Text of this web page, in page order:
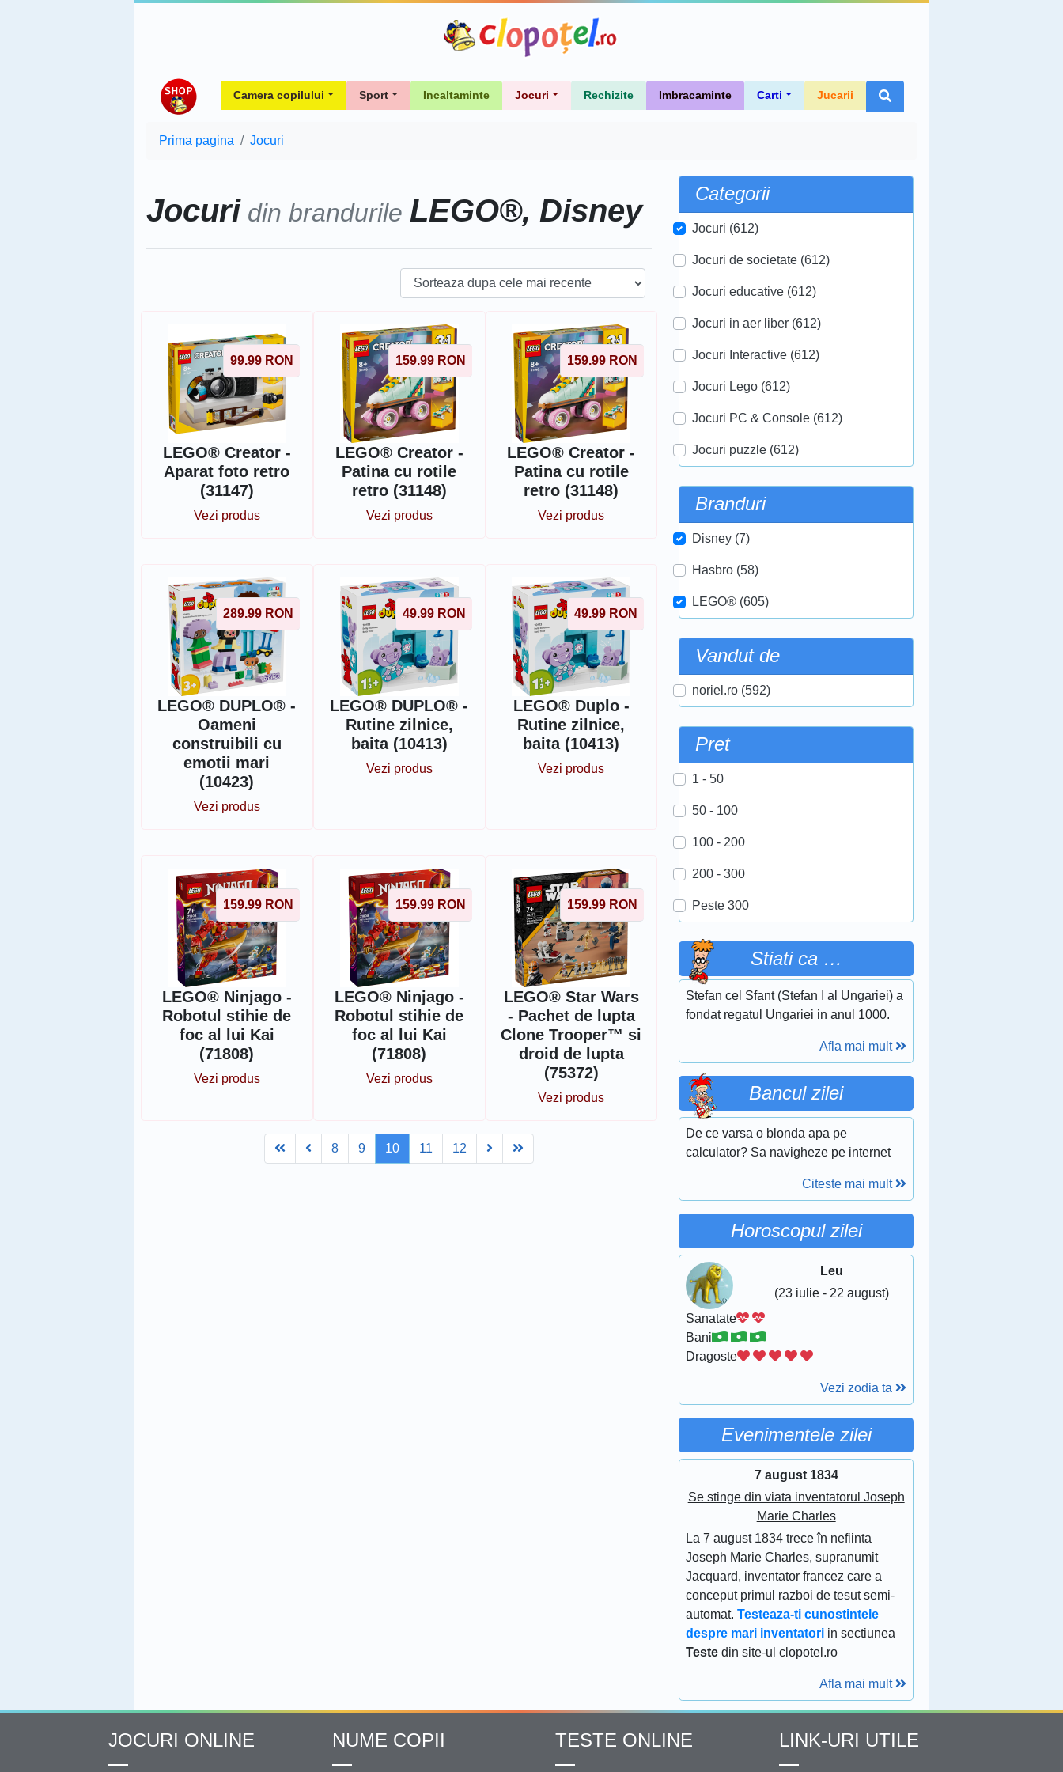
Camera copilului Sport Incaltaminte Jocuri Rechizite Imbracaminte Carti Jucarii
Prima pagina Jocuri
Jocuri din brandurile LEGO®, Disney
99.99 RON
LEGO® Creator -
Aparat foto retro
(31147)
Vezi produs
159.99 RON
LEGO® Creator -
Patina cu rotile
retro (31148)
Vezi produs
159.99 RON
LEGO® Creator -
Patina cu rotile
retro (31148)
Vezi produs
289.99 RON
LEGO® DUPLO® -
Oameni
construibili cu
emotii mari
(10423)
Vezi produs
49.99 RON
LEGO® DUPLO® -
Rutine zilnice,
baita (10413)
Vezi produs
49.99 RON
LEGO® Duplo -
Rutine zilnice,
baita (10413)
Vezi produs
159.99 RON
LEGO® Ninjago -
Robotul stihie de
foc al lui Kai
(71808)
Vezi produs
159.99 RON
LEGO® Ninjago -
Robotul stihie de
foc al lui Kai
(71808)
Vezi produs
159.99 RON
LEGO® Star Wars
- Pachet de lupta
Clone Trooper™ si
droid de lupta
(75372)
Vezi produs
FirstPrev
8 9 10 11 12 Next
Categorii
Jocuri (612)
Jocuri de societate (612)
Jocuri educative (612)
Jocuri in aer liber (612)
Jocuri Interactive (612)
Jocuri Lego (612)
Jocuri PC & Console (612)
Jocuri puzzle (612)
Branduri
Disney (7)
Hasbro (58)
LEGO® (605)
Vandut de
noriel.ro (592)
Pret
1 - 50
50 - 100
100 - 200
200 - 300
Peste 300
Stiati ca …
Stefan cel Sfant (Stefan I al Ungariei) a
fondat regatul Ungariei in anul 1000.
Afla mai mult
Bancul zilei
De ce varsa o blonda apa pe
calculator? Sa navigheze pe internet
Citeste mai mult
Horoscopul zilei
Leu
(23 iulie - 22 august)
Sanatate
Bani
Dragoste
Vezi zodia ta
Evenimentele zilei
7 august 1834
Se stinge din viata inventatorul Joseph
Marie Charles
La 7 august 1834 trece în nefiinta
Joseph Marie Charles, supranumit
Jacquard, inventator francez care a
conceput primul razboi de tesut semi-
automat.Testeaza-ti cunostintele
despre mari inventatori in sectiunea
Teste din site-ul clopotel.ro
Afla mai mult
JOCURI ONLINE NUME COPII TESTE ONLINE LINK-URI UTILE